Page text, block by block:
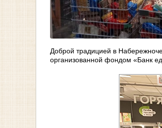
Доброй традицией в
организованной фондом «Банк